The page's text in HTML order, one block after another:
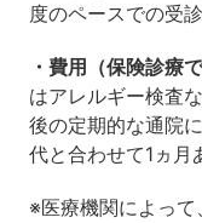
度のペースでの受
・費用（保険診療
はアレルギー検査
後の定期的な通院
代と合わせて1ヵ月
※医療機関によっ